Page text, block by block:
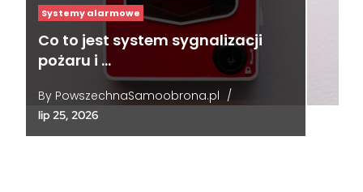
Systemy alarmowe
Co to jest system sygnalizacji
pożaru i …
By PowszechnaSamoobrona.pl /
lip 25, 2026